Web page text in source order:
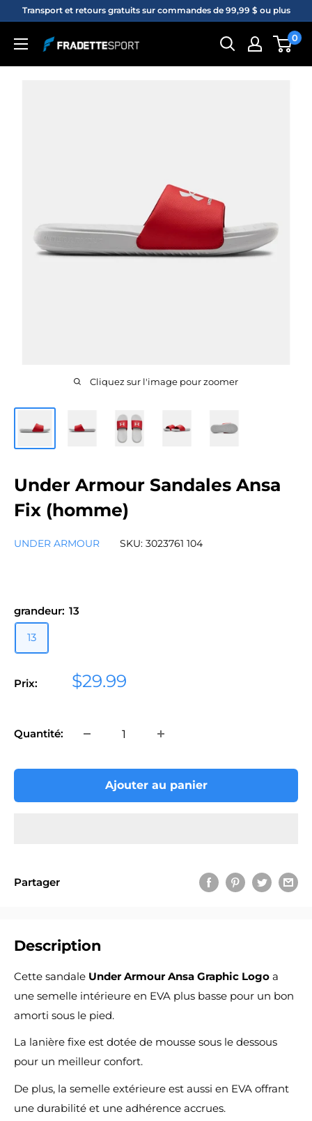
Passer
contenu
Transport et retours gratuits sur commandes de 99,99 $ ou plus
Fradette
sport
0
Cliquez sur l'image pour zoomer
Under Armour Sandales Ansa
Fix (homme)
UNDER ARMOUR SKU: 3023761 104
grandeur: 13
13
Prix:
Prix
$29.99
Quantité:
Ajouter au panier
Partager
Description
Cette sandale Under Armour Ansa Graphic Logo a
une semelle intérieure en EVA plus basse pour un bon
amorti sous le pied.
La lanière fixe est dotée de mousse sous le dessous
pour un meilleur confort.
De plus, la semelle extérieure est aussi en EVA offrant
une durabilité et une adhérence accrues.